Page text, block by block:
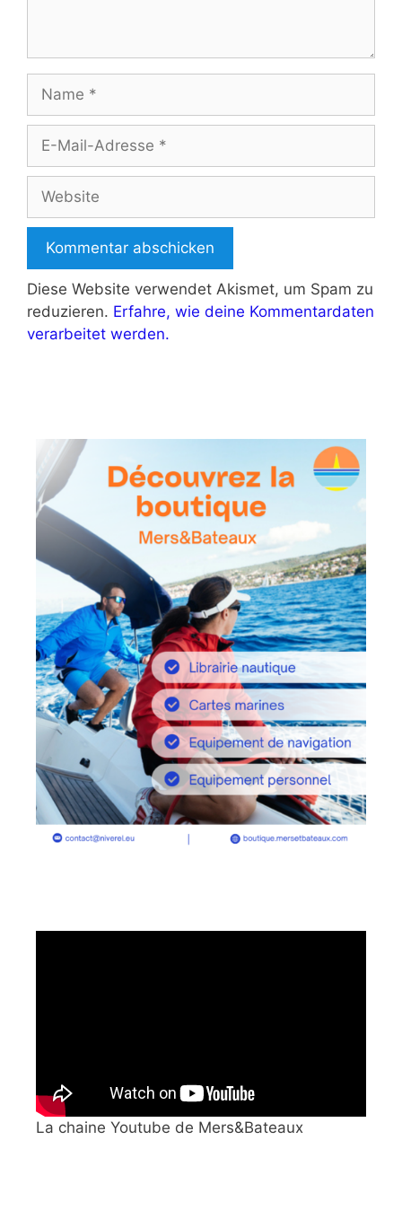
Name
Adresse
Website
Diese Website verwendet Akismet, um Spam zu
reduzieren. Erfahre, wie deine Kommentardaten
verarbeitet werden.
La chaine Youtube de Mers&Bateaux